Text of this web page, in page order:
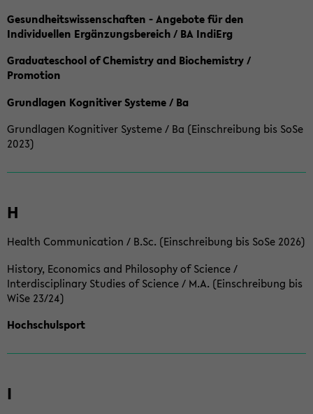
Gesundheitswissenschaften - Angebote für den
Individuellen Ergänzungsbereich / BA IndiErg
Graduateschool of Chemistry and Biochemistry /
Promotion
Grundlagen Kognitiver Systeme / Ba
Grundlagen Kognitiver Systeme / Ba (Einschreibung bis SoSe
2023)
H
Health Communication / B.Sc. (Einschreibung bis SoSe 2026)
History, Economics and Philosophy of Science /
Interdisciplinary Studies of Science / M.A. (Einschreibung bis
WiSe 23/24)
Hochschulsport
I